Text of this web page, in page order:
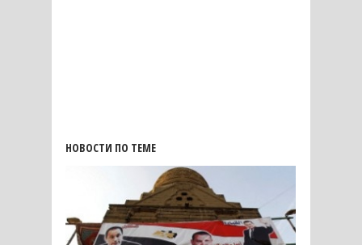
НОВОСТИ ПО ТЕМЕ